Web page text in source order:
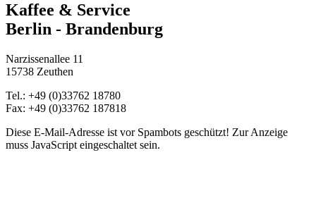
Kaffee & Service
Berlin - Brandenburg
Narzissenallee 11
15738 Zeuthen
Tel.: +49 (0)33762 18780
Fax: +49 (0)33762 187818
Diese E-Mail-Adresse ist vor Spambots geschützt! Zur Anzeige
muss JavaScript eingeschaltet sein.